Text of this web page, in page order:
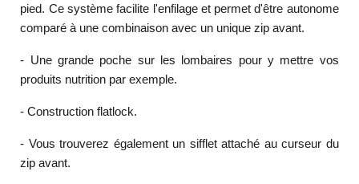
pied. Ce système facilite l'enfilage et permet d'être autonome
comparé à une combinaison avec un unique zip avant.
- Une grande poche sur les lombaires pour y mettre vos
produits nutrition par exemple.
- Construction flatlock.
- Vous trouverez également un sifflet attaché au curseur du
zip avant.